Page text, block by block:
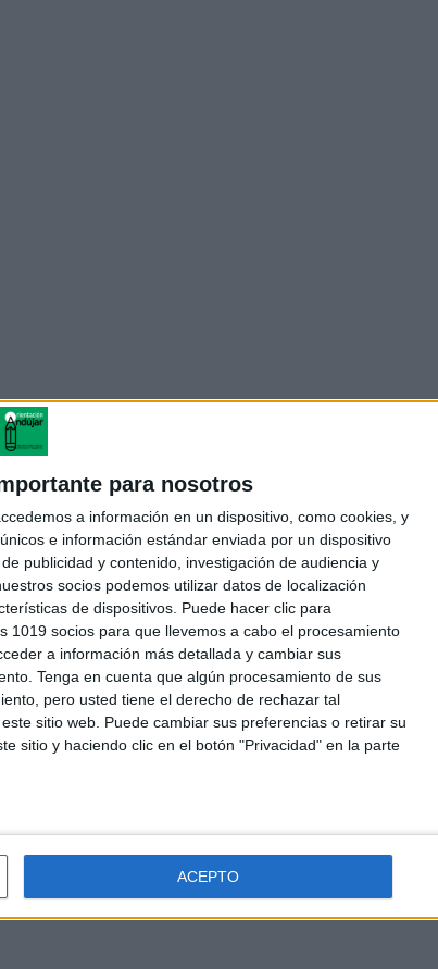
para nosotros
a información en un dispositivo, como cookies, y
e información estándar enviada por un dispositivo
publicidad y contenido, investigación de audiencia y
socios podemos utilizar datos de localización
de dispositivos. Puede hacer clic para
socios para que llevemos a cabo el procesamiento
a información más detallada y cambiar sus
Tenga en cuenta que algún procesamiento de sus
pero usted tiene el derecho de rechazar tal
sitio web. Puede cambiar sus preferencias o retirar su
sitio y haciendo clic en el botón "Privacidad" en la parte
ACEPTO